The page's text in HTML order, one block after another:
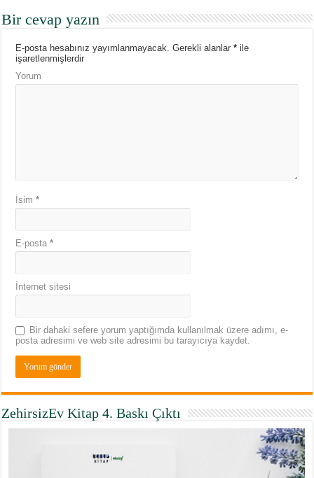
Bir cevap yazın
E-posta hesabınız yayımlanmayacak. Gerekli alanlar* ile
işaretlenmişlerdir
Yorum
İsim*
E-posta*
İnternet sitesi
Bir dahaki sefere yorum yaptığımda kullanılmak üzere adımı, e-
posta adresimi ve web site adresimi bu tarayıcıya kaydet.
ZehirsizEv Kitap 4. Baskı Çıktı